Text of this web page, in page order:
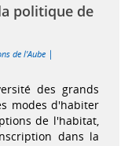
politique de
de l'Aube |
des grands
modes d'habiter
de l'habitat,
dans la